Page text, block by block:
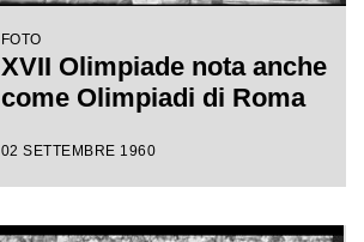
FOTO
XVII Olimpiade nota anche
come Olimpiadi di Roma
02 SETTEMBRE 1960